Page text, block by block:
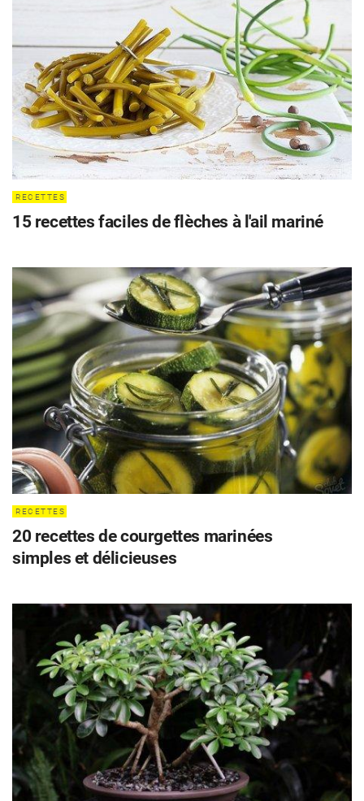
15 recettes faciles de flèches à l'ail mariné
RECETTES
20 recettes de courgettes marinées
simples et délicieuses
RECETTES